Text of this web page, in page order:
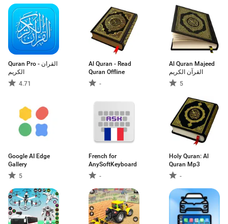
Quran Pro - القران
الكريم
4.71
Al Quran - Read
Quran Offline
-
Al Quran Majeed
القرآن الكريم
5
Google AI Edge
Gallery
5
French for
AnySoftKeyboard
-
Holy Quran: Al
Quran Mp3
-